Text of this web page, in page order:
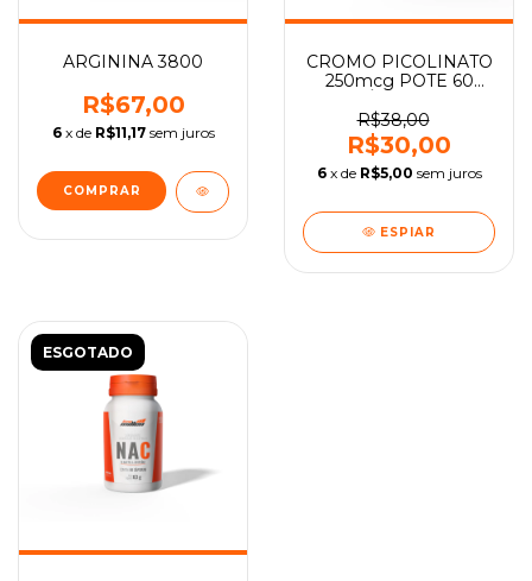
ARGININA 3800
R$67,00
6 x de R$11,17 sem juros
CROMO PICOLINATO
250mcg POTE 60
R$38,00
R$30,00
6 x de R$5,00 sem juros
ESPIAR
ESGOTADO